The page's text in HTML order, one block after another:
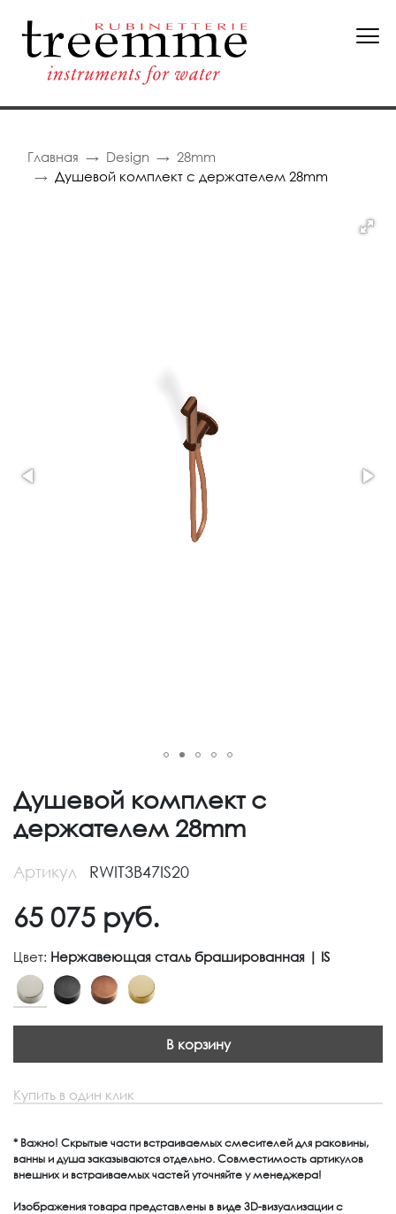
Главная Design
28mm
Душевой комплект с держателем 28mm
Душевой комплект с
держателем 28mm
Артикул RWIT3B47IS20
65 075 руб.
Цвет: Нержавеющая сталь брашированная | IS
В корзину
Купить в один клик
* Важно! Скрытые части встраиваемых смесителей для раковины,
ванны и душа заказываются отдельно. Совместимость артикулов
внешних и встраиваемых частей уточняйте у менеджера!
Изображения товара представлены в виде 3D-визуализации с